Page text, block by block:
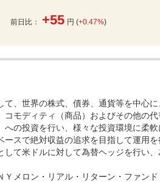
前日比： +55 円 (+0.47%)
て、世界の株式、債券、通貨等を中心
コモディティ（商品）およびその他の
への投資を行い、様々な投資環境に柔
ースで絶対収益の追求を目指して運用
して米ドルに対して為替ヘッジを行い
Ｙメロン・リアル・リターン・ファン